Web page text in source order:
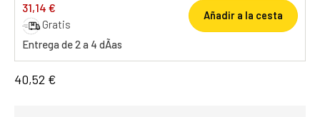
31,14 €
Gratis
Entrega de 2 a 4 dÃ­as
Añadir a la cesta
40,52 €